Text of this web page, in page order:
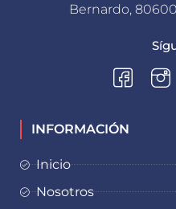
Bernardo,
INFORMACIÓN
Inicio
Nosotros